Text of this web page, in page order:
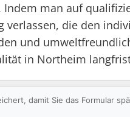
man auf
die den
und
in Northeim
damit Sie das Formular